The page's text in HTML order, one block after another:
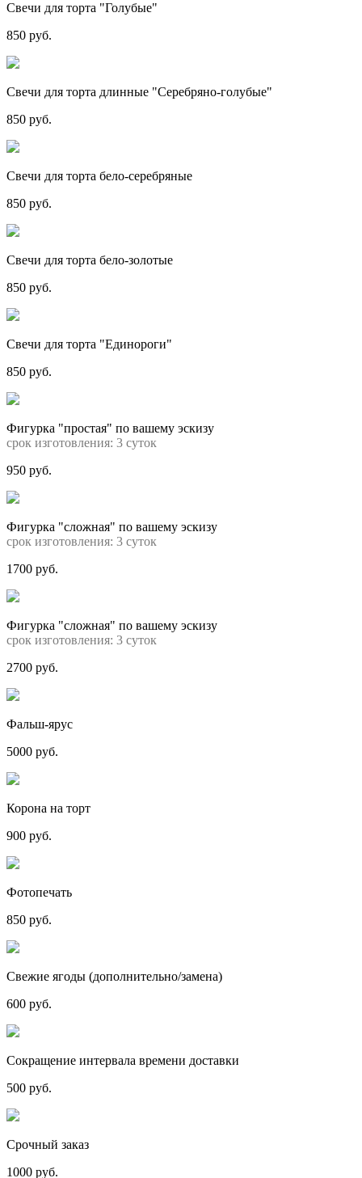
Свечи для торта "Голубые"
850 руб.
Свечи для торта длинные "Серебряно-голубые"
850 руб.
Свечи для торта бело-серебряные
850 руб.
Свечи для торта бело-золотые
850 руб.
Свечи для торта "Единороги"
850 руб.
Фигурка "простая" по вашему эскизу
срок изготовления: 3 суток
950 руб.
Фигурка "сложная" по вашему эскизу
срок изготовления: 3 суток
1700 руб.
Фигурка "сложная" по вашему эскизу
срок изготовления: 3 суток
2700 руб.
Фальш-ярус
5000 руб.
Корона на торт
900 руб.
Фотопечать
850 руб.
Свежие ягоды (дополнительно/замена)
600 руб.
Сокращение интервала времени доставки
500 руб.
Срочный заказ
1000 руб.